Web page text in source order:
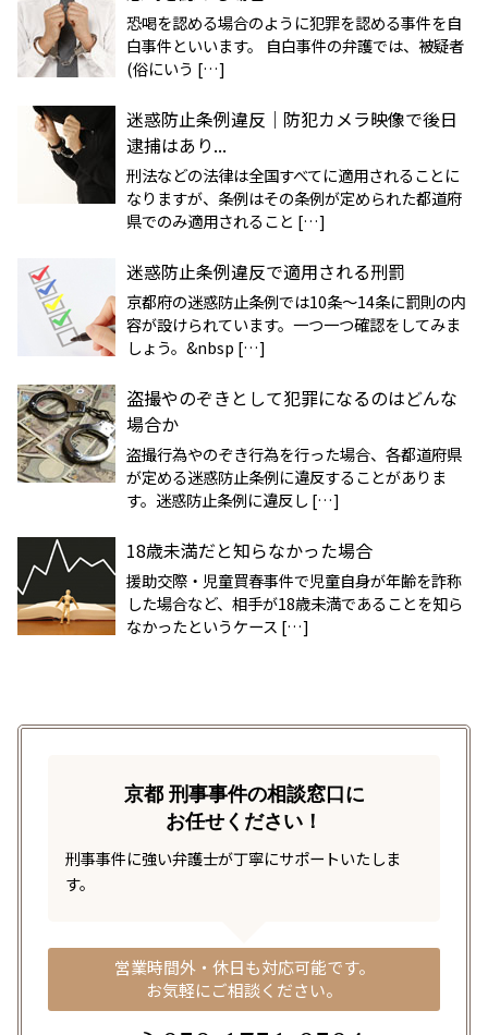
恐喝を認める場合のように犯罪を認める事件を自
白事件といいます。 自白事件の弁護では、被疑者
(俗にいう […]
迷惑防止条例違反｜防犯カメラ映像で後日
逮捕はあり...
刑法などの法律は全国すべてに適用されることに
なりますが、条例はその条例が定められた都道府
県でのみ適用されること […]
迷惑防止条例違反で適用される刑罰
京都府の迷惑防止条例では10条〜14条に罰則の内
容が設けられています。一つ一つ確認をしてみま
しょう。&nbsp […]
盗撮やのぞきとして犯罪になるのはどんな
場合か
盗撮行為やのぞき行為を行った場合、各都道府県
が定める迷惑防止条例に違反することがありま
す。迷惑防止条例に違反し […]
18歳未満だと知らなかった場合
援助交際・児童買春事件で児童自身が年齢を詐称
した場合など、相手が18歳未満であることを知ら
なかったというケース […]
京都 刑事事件の相談窓口に
お任せください！
刑事事件に強い弁護士が丁寧にサポートいたしま
す。
営業時間外・休日も対応可能です。
お気軽にご相談ください。